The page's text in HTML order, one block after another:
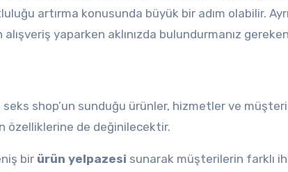
artırma konusunda büyük bir adım olabilir.
yaparken aklınızda bulundurmanız
seks shop’un sunduğu ürünler, hizmetler ve
özelliklerine de değinilecektir.
bir ürün yelpazesi sunarak müşterilerin farklı